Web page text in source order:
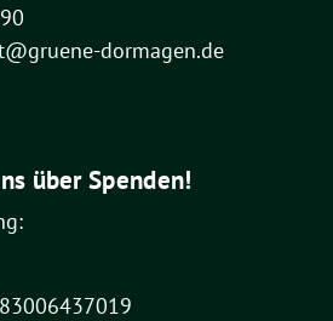
dormagen.de
über Spenden!